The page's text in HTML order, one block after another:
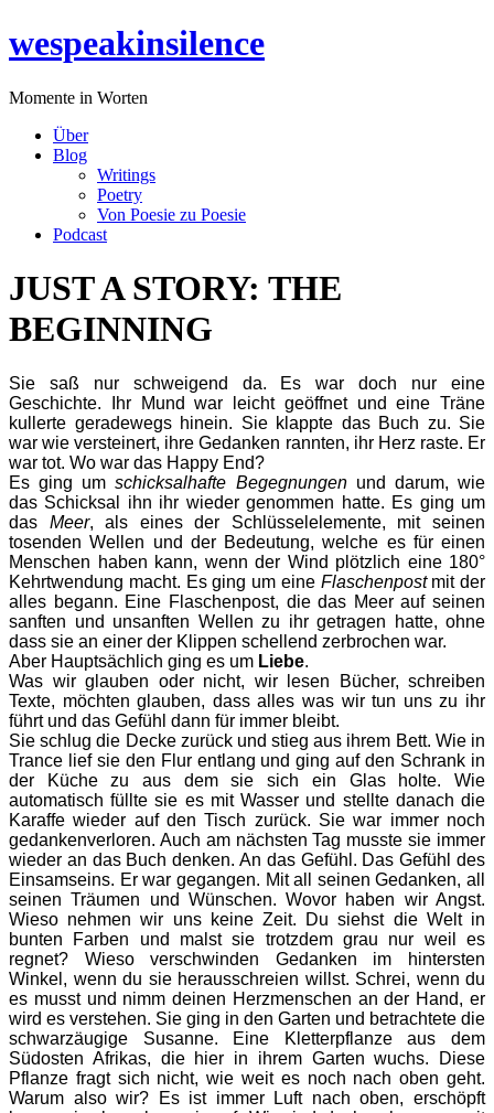
Inhalt
wespeakinsilence
Momente in Worten
Über
Blog
Writings
Poetry
Von Poesie zu Poesie
Podcast
JUST A STORY: THE
BEGINNING
Sie saß nur schweigend da. Es war doch nur eine
Geschichte. Ihr Mund war leicht geöffnet und eine Träne
kullerte geradewegs hinein. Sie klappte das Buch zu. Sie
war wie versteinert, ihre Gedanken rannten, ihr Herz raste. Er
war tot. Wo war das Happy End?
Es ging umschicksalhafte Begegnungenund darum, wie
das Schicksal ihn ihr wieder genommen hatte. Es ging um
das Meer, als eines der Schlüsselelemente, mit seinen
tosenden Wellen und der Bedeutung, welche es für einen
Menschen haben kann, wenn der Wind plötzlich eine 180°
Kehrtwendung macht. Es ging um eine Flaschenpostmit der
alles begann. Eine Flaschenpost, die das Meer auf seinen
sanften und unsanften Wellen zu ihr getragen hatte, ohne
dass sie an einer der Klippen schellend zerbrochen war.
Aber Hauptsächlich ging es um Liebe.
Was wir glauben oder nicht, wir lesen Bücher, schreiben
Texte, möchten glauben, dass alles was wir tun uns zu ihr
führt und das Gefühl dann für immer bleibt.
Sie schlug die Decke zurück und stieg aus ihrem Bett. Wie in
Trance lief sie den Flur entlang und ging auf den Schrank in
der Küche zu aus dem sie sich ein Glas holte. Wie
automatisch füllte sie es mit Wasser und stellte danach die
Karaffe wieder auf den Tisch zurück. Sie war immer noch
gedankenverloren. Auch am nächsten Tag musste sie immer
wieder an das Buch denken. An das Gefühl. Das Gefühl des
Einsamseins. Er war gegangen. Mit all seinen Gedanken, all
seinen Träumen und Wünschen. Wovor haben wir Angst.
Wieso nehmen wir uns keine Zeit. Du siehst die Welt in
bunten Farben und malst sie trotzdem grau nur weil es
regnet? Wieso verschwinden Gedanken im hintersten
Winkel, wenn du sie herausschreien willst. Schrei, wenn du
es musst und nimm deinen Herzmenschen an der Hand, er
wird es verstehen. Sie ging in den Garten und betrachtete die
schwarzäugige Susanne. Eine Kletterpflanze aus dem
Südosten Afrikas, die hier in ihrem Garten wuchs. Diese
Pflanze fragt sich nicht, wie weit es noch nach oben geht.
Warum also wir? Es ist immer Luft nach oben, erschöpft